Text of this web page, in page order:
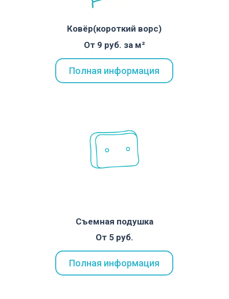
Ковёр(короткий ворс)
От 9 руб. за м²
Полная информация
Съемная подушка
От 5 руб.
Полная информация